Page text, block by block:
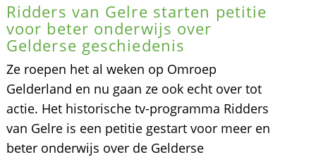
Ridders van Gelre starten petitie
voor beter onderwijs over
Gelderse geschiedenis
Ze roepen het al weken op Omroep
Gelderland en nu gaan ze ook echt over tot
actie. Het historische tv-programma Ridders
van Gelre is een petitie gestart voor meer en
beter onderwijs over de Gelderse